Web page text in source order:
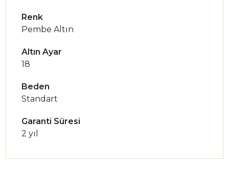
Renk
Pembe Altın
Altın Ayar
18
Beden
Standart
Garanti Süresi
2 yıl